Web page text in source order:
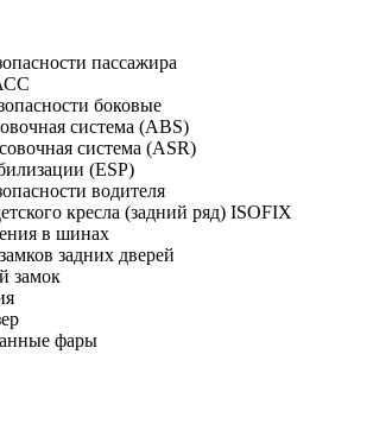
пассажира
боковые
система (ABS)
система (ASR)
(ESP)
водителя
кресла (задний ряд) ISOFIX
в шинах
задних дверей
замок
фары